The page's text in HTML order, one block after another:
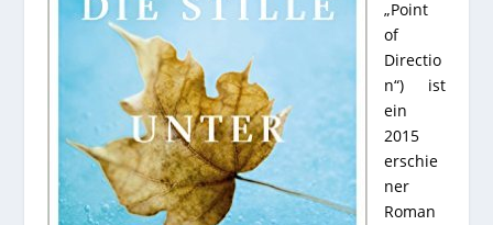
„Point
of
Directio
n“) ist
ein
2015
erschie
ner
Roman